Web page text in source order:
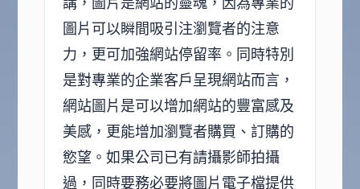
圖片可以瞬間吸引注瀏覽者的注意
力，更可加強網站停留率。同時特別
是對專業的企業客戶呈現網站而言，
網站圖片是可以增加網站的豐富感及
美感，更能增加瀏覽者購買、訂購的
慾望。如果公司已有請攝影師拍攝
過，同時要務必要將圖片電子檔提供